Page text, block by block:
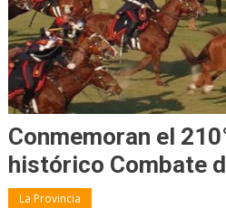
Conmemoran el
histórico Combate
La Provincia